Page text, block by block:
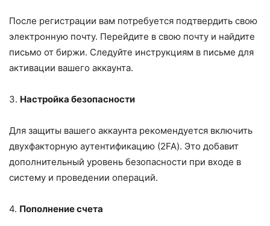
После регистрации вам потребуется подтвердить свою
электронную почту. Перейдите в свою почту и найдите
письмо от биржи. Следуйте инструкциям в письме для
активации вашего аккаунта.
3. Настройка безопасности
Для защиты вашего аккаунта рекомендуется включить
двухфакторную аутентификацию (2FA). Это добавит
дополнительный уровень безопасности при входе в
систему и проведении операций.
4. Пополнение счета